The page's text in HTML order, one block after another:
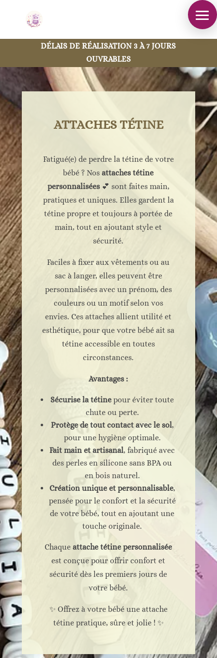
DÉLAIS DE RÉALISATION 3 À 7 JOURS
OUVRABLES
ATTACHES TÉTINE
Fatigué(e) de perdre la tétine de votre
bébé ? Nosattaches tétine
personnalisées💕 sont faites main,
pratiques et uniques. Elles gardent la
tétine propre et toujours à portée de
main, tout en ajoutant style et
sécurité.
Faciles à fixer aux vêtements ou au
sac à langer, elles peuvent être
personnalisées avec un prénom, des
couleurs ou un motif selon vos
envies. Ces attaches allient utilité et
esthétique, pour que votre bébé ait sa
tétine accessible en toutes
circonstances.
Avantages :
Sécurise la tétine pour éviter toute
chute ou perte.
Protège de tout contact avec le sol,
pour une hygiène optimale.
Fait main et artisanal, fabriqué avec
des perles en silicone sans BPA ou
en bois naturel.
Création unique et personnalisable,
pensée pour le confort et la sécurité
de votre bébé, tout en ajoutant une
touche originale.
Chaqueattache tétine personnalisée
est conçue pour offrir confort et
sécurité dès les premiers jours de
votre bébé.
✨ Offrez à votre bébé une attache
tétine pratique, sûre et jolie ! ✨